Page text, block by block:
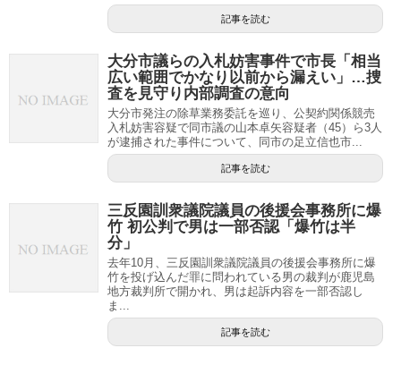
記事を読む
大分市議らの入札妨害事件で市長「相当
広い範囲でかなり以前から漏えい」…捜
査を見守り内部調査の意向
大分市発注の除草業務委託を巡り、公契約関係競売
入札妨害容疑で同市議の山本卓矢容疑者（45）ら3人
が逮捕された事件について、同市の足立信也市...
記事を読む
三反園訓衆議院議員の後援会事務所に爆
竹 初公判で男は一部否認「爆竹は半
分」
去年10月、三反園訓衆議院議員の後援会事務所に爆
竹を投げ込んだ罪に問われている男の裁判が鹿児島
地方裁判所で開かれ、男は起訴内容を一部否認し
ま...
記事を読む